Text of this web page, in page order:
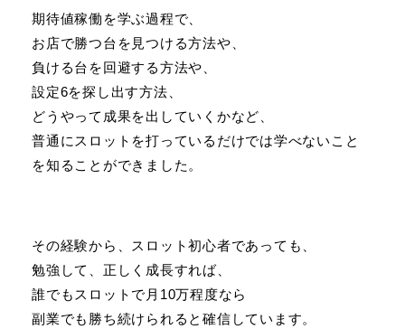
期待値稼働を学ぶ過程で、
お店で勝つ台を見つける方法や、
負ける台を回避する方法や、
設定6を探し出す方法、
どうやって成果を出していくかなど、
普通にスロットを打っているだけでは学べないこと
を知ることができました。
その経験から、スロット初心者であっても、
勉強して、正しく成長すれば、
誰でもスロットで月10万程度なら
副業でも勝ち続けられると確信しています。